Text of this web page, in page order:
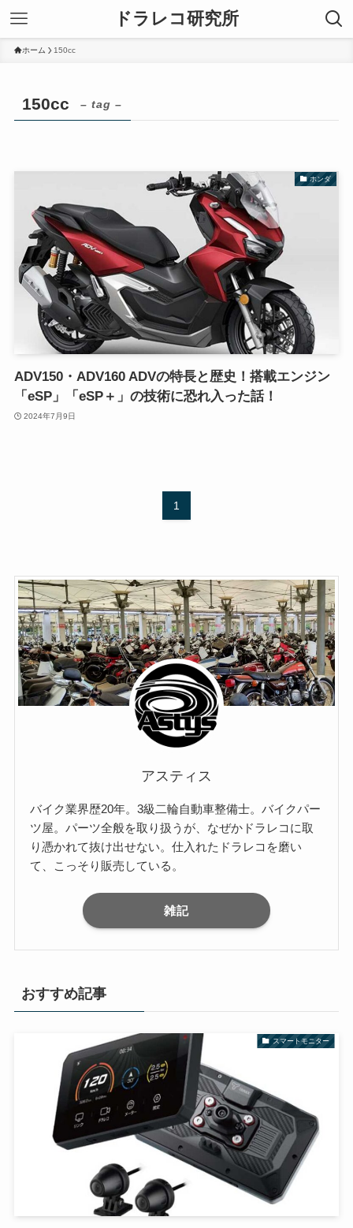
ドラレコ研究所
ホーム 150cc
150cc – tag –
ホンダ
ADV150・ADV160 ADVの特長と歴史！搭載エンジン
「eSP」「eSP＋」の技術に恐れ入った話！
2024年7月9日
1
アスティス
バイク業界歴20年。3級二輪自動車整備士。バイクパー
ツ屋。パーツ全般を取り扱うが、なぜかドラレコに取
り憑かれて抜け出せない。仕入れたドラレコを磨い
て、こっそり販売している。
雑記
おすすめ記事
スマートモニター